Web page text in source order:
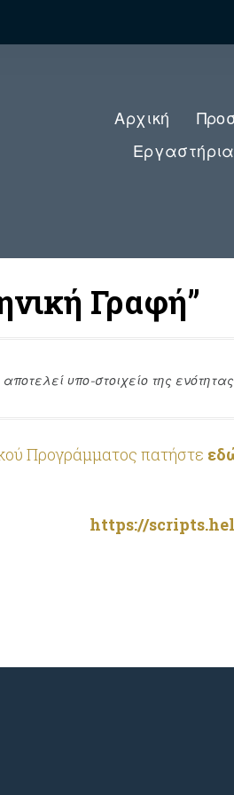
Αρχική
Εργαστήρια
Γραφή”
υπο-στοιχείο της
Προγράμματος πατήστε
https://